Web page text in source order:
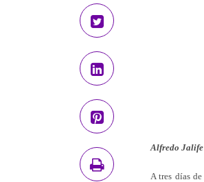
Alfredo Jalife
A tres días